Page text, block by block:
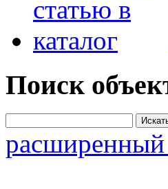
Поиск
расширенный